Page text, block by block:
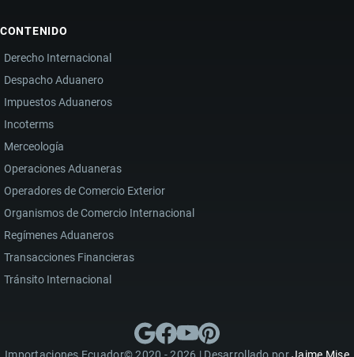
CONTENIDO
Derecho Internacional
Despacho Aduanero
Impuestos Aduaneros
Incoterms
Merceología
Operaciones Aduaneras
Operadores de Comercio Exterior
Organismos de Comercio Internacional
Regímenes Aduaneros
Transacciones Financieras
Tránsito Internacional